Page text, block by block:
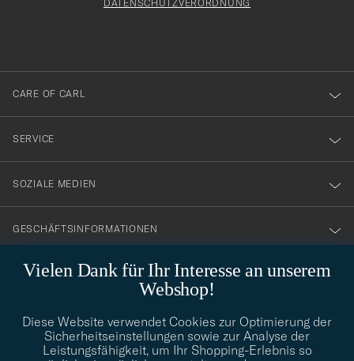
Vielen Dank für Ihr Interesse an unserem
Webshop!
Diese Website verwendet Cookies zur Optimierung der
Sicherheitseinstellungen sowie zur Analyse der
Leistungsfähigkeit, um Ihr Shopping-Erlebnis so
dig
till
vårt
nyhetsbrev!
DATENSCHUTZVERORDNUNG
CARE OF CARL
SERVICE
SOZIALE MEDIEN
GESCHÄFTSINFORMATIONEN
Benötigen Sie Hilfe bei der Suche nach Ihrem persönlichen Stil?
Wenden Sie sich an uns, wir helfen Ihnen gerne weiter!